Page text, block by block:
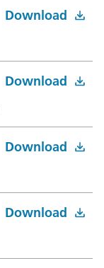
Download
Download
Download
Download